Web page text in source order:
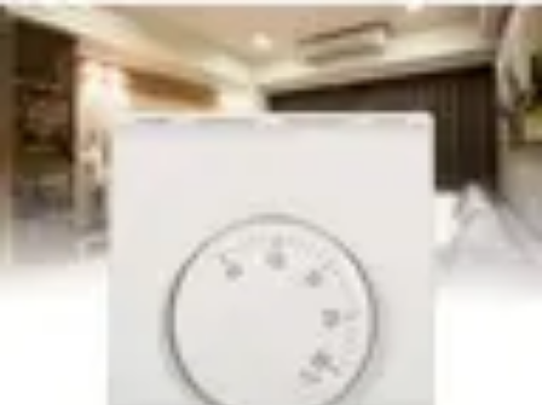
Shop Supermarché
Conseils d'Achat Astuces et conseils Économie et BudgetAstuces
Tendances
Shop Supermarché